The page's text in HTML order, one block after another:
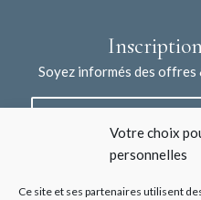
Votre choix
personnelles
Ce site et ses partenaires utilisent
Soyez informés des